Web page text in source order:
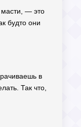
масти, — это
будто они
в
Так что,